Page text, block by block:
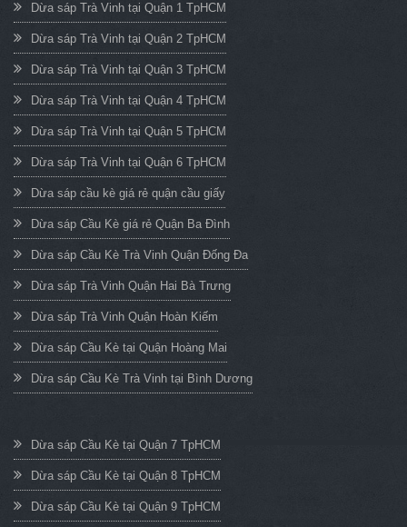
Dừa sáp Trà Vinh tại Quận 1 TpHCM
Dừa sáp Trà Vinh tại Quận 2 TpHCM
Dừa sáp Trà Vinh tại Quận 3 TpHCM
Dừa sáp Trà Vinh tại Quận 4 TpHCM
Dừa sáp Trà Vinh tại Quận 5 TpHCM
Dừa sáp Trà Vinh tại Quận 6 TpHCM
Dừa sáp cầu kè giá rẻ quận cầu giấy
Dừa sáp Cầu Kè giá rẻ Quận Ba Đình
Dừa sáp Cầu Kè Trà Vinh Quận Đống Đa
Dừa sáp Trà Vinh Quận Hai Bà Trưng
Dừa sáp Trà Vinh Quận Hoàn Kiếm
Dừa sáp Cầu Kè tại Quận Hoàng Mai
Dừa sáp Cầu Kè Trà Vinh tại Bình Dương
Dừa sáp Cầu Kè tại Quận 7 TpHCM
Dừa sáp Cầu Kè tại Quận 8 TpHCM
Dừa sáp Cầu Kè tại Quận 9 TpHCM